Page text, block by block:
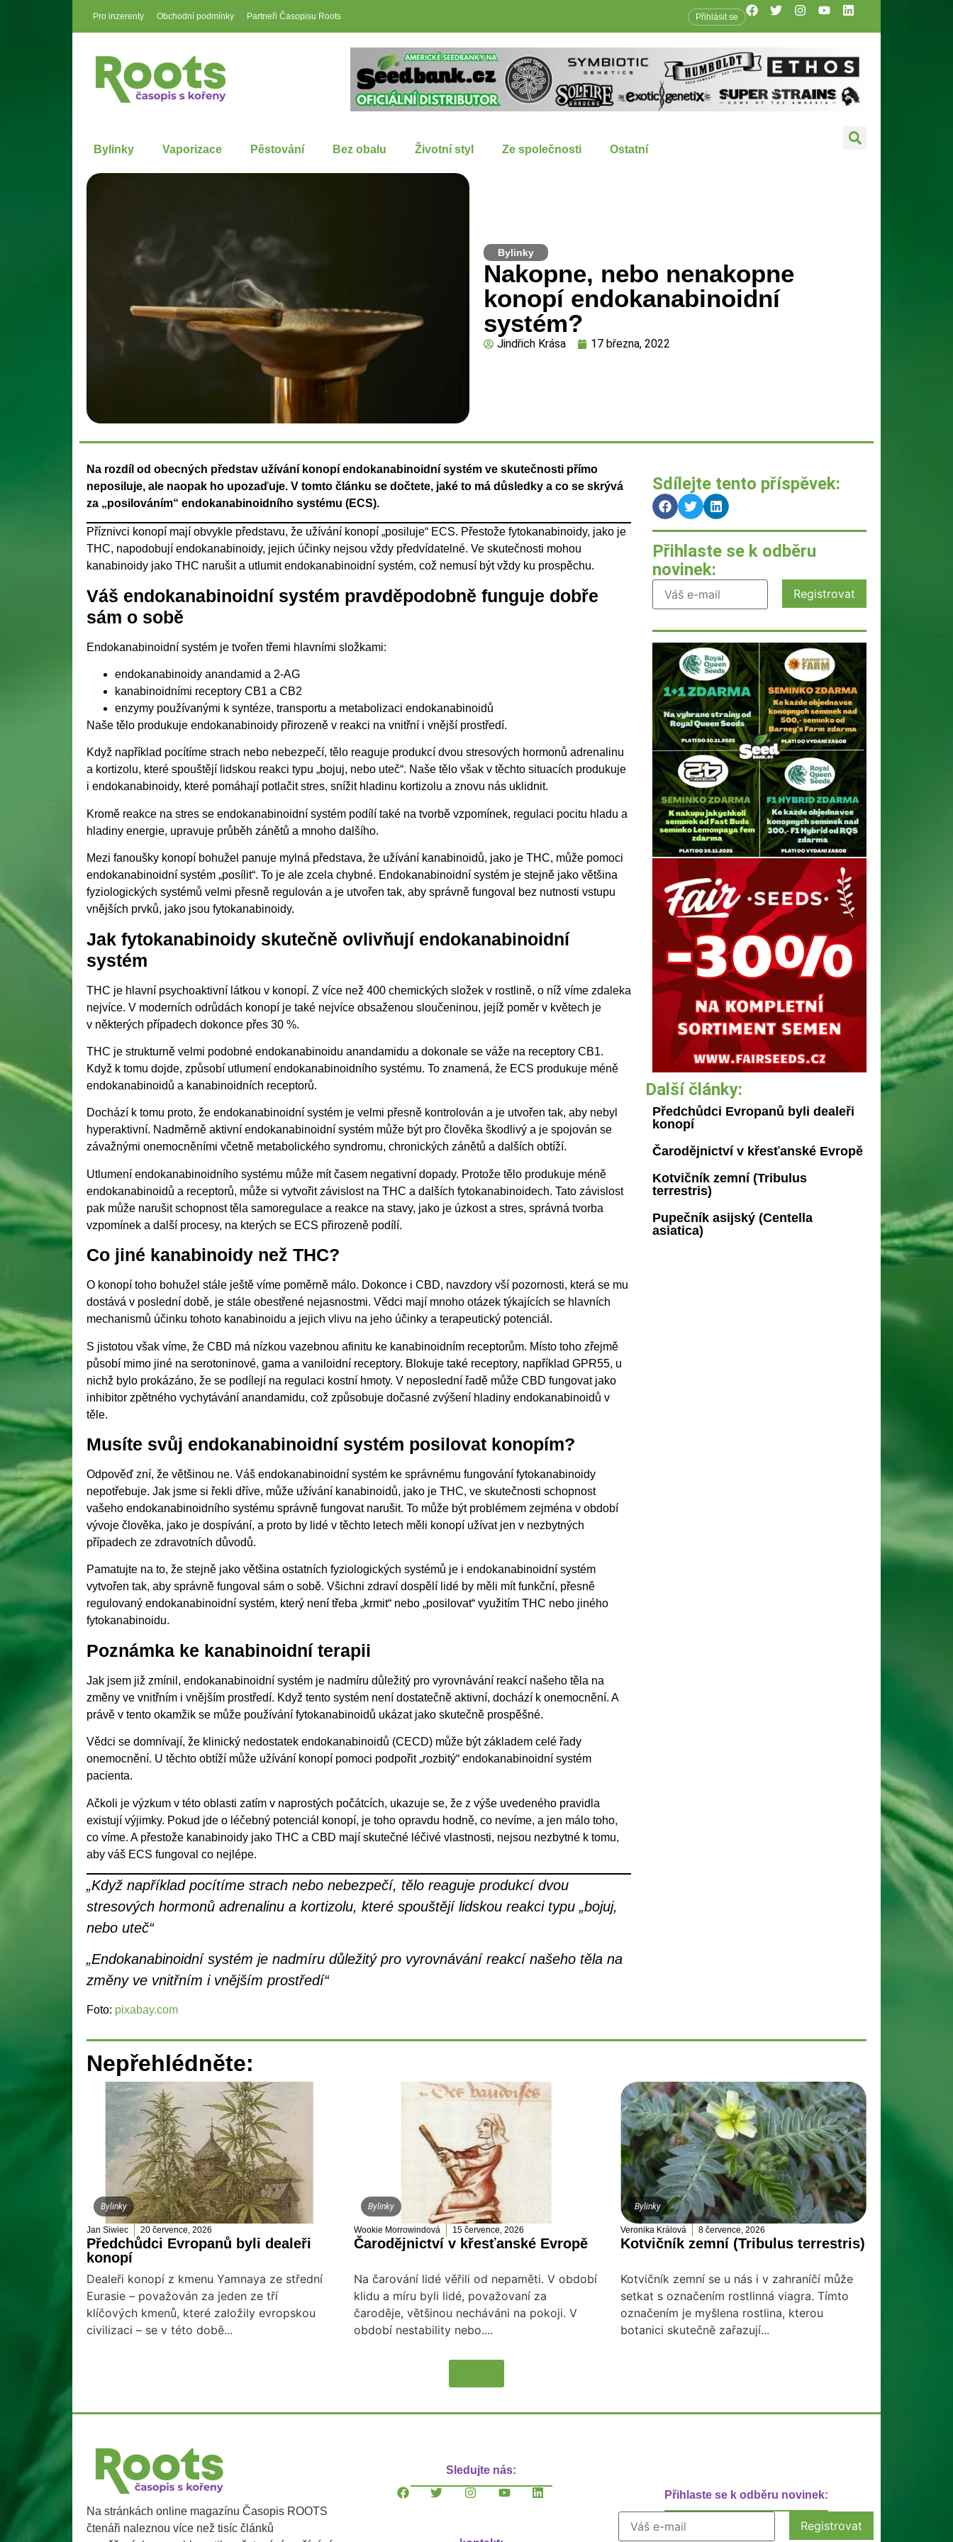
Pro inzerenty Obchodní podmínky Partneři Časopisu Roots Přihlásit se
Bylinky Vaporizace Pěstování Bez obalu Životní styl Ze společnosti Ostatní
Bylinky
Nakopne, nebo nenakopne
konopí endokanabinoidní
systém?
Jindřich Krása 17 března, 2022
Na rozdíl od obecných představ užívání konopí endokanabinoidní systém ve skutečnosti přímo
neposiluje, ale naopak ho upozaďuje. V tomto článku se dočtete, jaké to má důsledky a co se skrývá
za „posilováním“ endokanabinoidního systému (ECS).
Příznivci konopí mají obvykle představu, že užívání konopí „posiluje“ ECS. Přestože fytokanabinoidy, jako je
THC, napodobují endokanabinoidy, jejich účinky nejsou vždy předvídatelné. Ve skutečnosti mohou
kanabinoidy jako THC narušit a utlumit endokanabinoidní systém, což nemusí být vždy ku prospěchu.
Váš endokanabinoidní systém pravděpodobně funguje dobře
sám o sobě
Endokanabinoidní systém je tvořen třemi hlavními složkami:
endokanabinoidy anandamid a 2-AG
kanabinoidními receptory CB1 a CB2
enzymy používanými k syntéze, transportu a metabolizaci endokanabinoidů
Naše tělo produkuje endokanabinoidy přirozeně v reakci na vnitřní i vnější prostředí.
Když například pocítíme strach nebo nebezpečí, tělo reaguje produkcí dvou stresových hormonů adrenalinu
a kortizolu, které spouštějí lidskou reakci typu „bojuj, nebo uteč“. Naše tělo však v těchto situacích produkuje
i endokanabinoidy, které pomáhají potlačit stres, snížit hladinu kortizolu a znovu nás uklidnit.
Kromě reakce na stres se endokanabinoidní systém podílí také na tvorbě vzpomínek, regulaci pocitu hladu a
hladiny energie, upravuje průběh zánětů a mnoho dalšího.
Mezi fanoušky konopí bohužel panuje mylná představa, že užívání kanabinoidů, jako je THC, může pomoci
endokanabinoidní systém „posílit“. To je ale zcela chybné. Endokanabinoidní systém je stejně jako většina
fyziologických systémů velmi přesně regulován a je utvořen tak, aby správně fungoval bez nutnosti vstupu
vnějších prvků, jako jsou fytokanabinoidy.
Jak fytokanabinoidy skutečně ovlivňují endokanabinoidní
systém
THC je hlavní psychoaktivní látkou v konopí. Z více než 400 chemických složek v rostlině, o níž víme zdaleka
nejvíce. V moderních odrůdách konopí je také nejvíce obsaženou sloučeninou, jejíž poměr v květech je
v některých případech dokonce přes 30 %.
THC je strukturně velmi podobné endokanabinoidu anandamidu a dokonale se váže na receptory CB1.
Když k tomu dojde, způsobí utlumení endokanabinoidního systému. To znamená, že ECS produkuje méně
endokanabinoidů a kanabinoidních receptorů.
Dochází k tomu proto, že endokanabinoidní systém je velmi přesně kontrolován a je utvořen tak, aby nebyl
hyperaktivní. Nadměrně aktivní endokanabinoidní systém může být pro člověka škodlivý a je spojován se
závažnými onemocněními včetně metabolického syndromu, chronických zánětů a dalších obtíží.
Utlumení endokanabinoidního systému může mít časem negativní dopady. Protože tělo produkuje méně
endokanabinoidů a receptorů, může si vytvořit závislost na THC a dalších fytokanabinoidech. Tato závislost
pak může narušit schopnost těla samoregulace a reakce na stavy, jako je úzkost a stres, správná tvorba
vzpomínek a další procesy, na kterých se ECS přirozeně podílí.
Co jiné kanabinoidy než THC?
O konopí toho bohužel stále ještě víme poměrně málo. Dokonce i CBD, navzdory vší pozornosti, která se mu
dostává v poslední době, je stále obestřené nejasnostmi. Vědci mají mnoho otázek týkajících se hlavních
mechanismů účinku tohoto kanabinoidu a jejich vlivu na jeho účinky a terapeutický potenciál.
S jistotou však víme, že CBD má nízkou vazebnou afinitu ke kanabinoidním receptorům. Místo toho zřejmě
působí mimo jiné na serotoninové, gama a vaniloidní receptory. Blokuje také receptory, například GPR55, u
nichž bylo prokázáno, že se podílejí na regulaci kostní hmoty. V neposlední řadě může CBD fungovat jako
inhibitor zpětného vychytávání anandamidu, což způsobuje dočasné zvýšení hladiny endokanabinoidů v
těle.
Musíte svůj endokanabinoidní systém posilovat konopím?
Odpověď zní, že většinou ne. Váš endokanabinoidní systém ke správnému fungování fytokanabinoidy
nepotřebuje. Jak jsme si řekli dříve, může užívání kanabinoidů, jako je THC, ve skutečnosti schopnost
vašeho endokanabinoidního systému správně fungovat narušit. To může být problémem zejména v období
vývoje člověka, jako je dospívání, a proto by lidé v těchto letech měli konopí užívat jen v nezbytných
případech ze zdravotních důvodů.
Pamatujte na to, že stejně jako většina ostatních fyziologických systémů je i endokanabinoidní systém
vytvořen tak, aby správně fungoval sám o sobě. Všichni zdraví dospělí lidé by měli mít funkční, přesně
regulovaný endokanabinoidní systém, který není třeba „krmit“ nebo „posilovat“ využitím THC nebo jiného
fytokanabinoidu.
Poznámka ke kanabinoidní terapii
Jak jsem již zmínil, endokanabinoidní systém je nadmíru důležitý pro vyrovnávání reakcí našeho těla na
změny ve vnitřním i vnějším prostředí. Když tento systém není dostatečně aktivní, dochází k onemocnění. A
právě v tento okamžik se může používání fytokanabinoidů ukázat jako skutečně prospěšné.
Vědci se domnívají, že klinický nedostatek endokanabinoidů (CECD) může být základem celé řady
onemocnění. U těchto obtíží může užívání konopí pomoci podpořit „rozbitý“ endokanabinoidní systém
pacienta.
Ačkoli je výzkum v této oblasti zatím v naprostých počátcích, ukazuje se, že z výše uvedeného pravidla
existují výjimky. Pokud jde o léčebný potenciál konopí, je toho opravdu hodně, co nevíme, a jen málo toho,
co víme. A přestože kanabinoidy jako THC a CBD mají skutečné léčivé vlastnosti, nejsou nezbytné k tomu,
aby váš ECS fungoval co nejlépe.
„Když například pocítíme strach nebo nebezpečí, tělo reaguje produkcí dvou
stresových hormonů adrenalinu a kortizolu, které spouštějí lidskou reakci typu „bojuj,
nebo uteč“
„Endokanabinoidní systém je nadmíru důležitý pro vyrovnávání reakcí našeho těla na
změny ve vnitřním i vnějším prostředí“
Foto: pixabay.com
Sdílejte tento příspěvek:
Přihlaste se k odběru
novinek:
Další články:
Předchůdci Evropanů byli dealeři
konopí
Čarodějnictví v křesťanské Evropě
Kotvičník zemní (Tribulus
terrestris)
Pupečník asijský (Centella
asiatica)
Nepřehlédněte:
Bylinky
Jan Siwiec 20 července, 2026
Předchůdci Evropanů byli dealeři
konopí
Dealeři konopí z kmenu Yamnaya ze střední
Eurasie – považován za jeden ze tří
klíčových kmenů, které založily evropskou
civilizaci – se v této době...
Bylinky
Wookie Morrowindová 15 července, 2026
Čarodějnictví v křesťanské Evropě
Na čarování lidé věřili od nepaměti. V období
klidu a míru byli lidé, považovaní za
čaroděje, většinou necháváni na pokoji. V
období nestability nebo....
Bylinky
Veronika Králová 8 července, 2026
Kotvičník zemní (Tribulus terrestris)
Kotvičník zemní se u nás i v zahraníčí může
setkat s označením rostlinná viagra. Tímto
označením je myšlena rostlina, kterou
botanici skutečně zařazují...
Na stránkách online magazínu Časopis ROOTS
čtenáři naleznou více než tisíc článků
Sledujte nás:
Přihlaste se k odběru novinek: